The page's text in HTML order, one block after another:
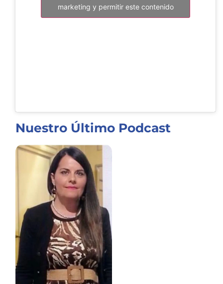
marketing y permitir este contenido
Nuestro Último Podcast